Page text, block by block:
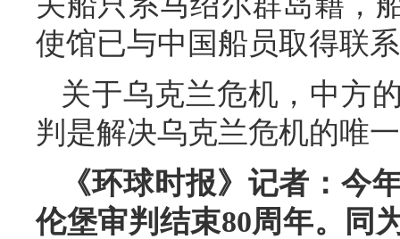
使馆已与中国船员取得联
关于乌克兰危机，中方
判是解决乌克兰危机的唯
《环球时报》记者：今
伦堡审判结束80周年。同